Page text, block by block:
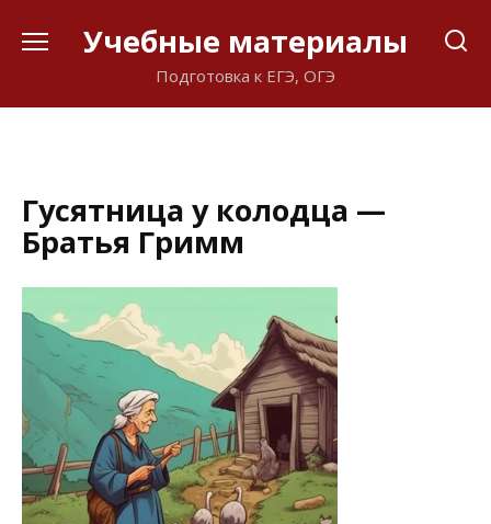
Учебные материалы
Подготовка к ЕГЭ, ОГЭ
Гусятница у колодца —
Братья Гримм